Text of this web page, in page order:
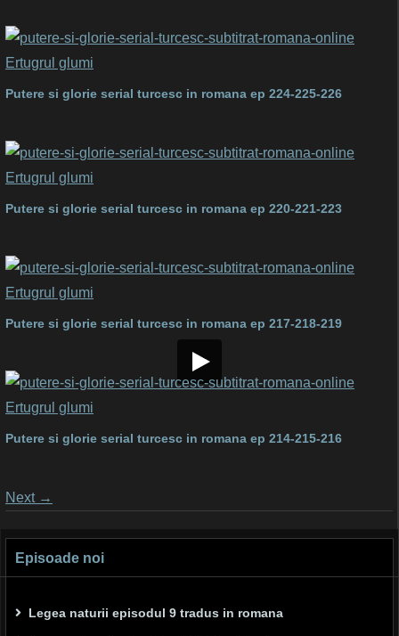
Putere si glorie serial turcesc in romana ep 224-225-226
Putere si glorie serial turcesc in romana ep 220-221-223
Putere si glorie serial turcesc in romana ep 217-218-219
Putere si glorie serial turcesc in romana ep 214-215-216
Posts
Next →
Episoade noi
Legea naturii episodul 9 tradus in romana